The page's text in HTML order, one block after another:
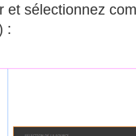
et sélectionnez
: